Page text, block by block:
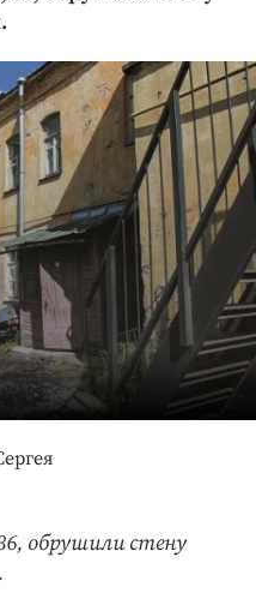
обрушили стену